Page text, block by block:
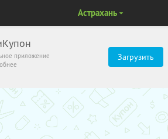
приложение
Загрузить
Астрахань